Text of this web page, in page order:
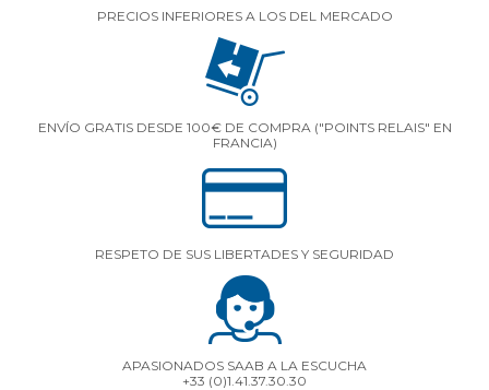
PRECIOS INFERIORES A LOS DEL MERCADO
ENVÍO GRATIS DESDE 100€ DE COMPRA ("POINTS RELAIS" EN
FRANCIA)
RESPETO DE SUS LIBERTADES Y SEGURIDAD
APASIONADOS SAAB A LA ESCUCHA
+33 (0)1.41.37.30.30